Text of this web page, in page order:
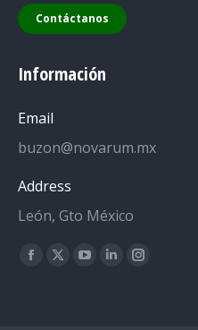
Contáctanos
Información
Email
buzon@novarum.mx
Address
León, Gto México
Encuéntranos en:
Facebook
X
YouTube
LinkedinInstagram